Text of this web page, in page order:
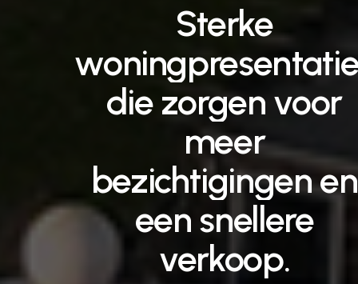
Sterke
die zorgen voor
meer
bezichtigingenen
een snellere
verkoop.